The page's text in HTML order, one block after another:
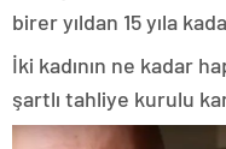
birer yıldan 15 yıla
İki kadının ne kadar
şartlı tahliye kurulu